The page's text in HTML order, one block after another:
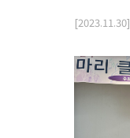
[2023.11.30]